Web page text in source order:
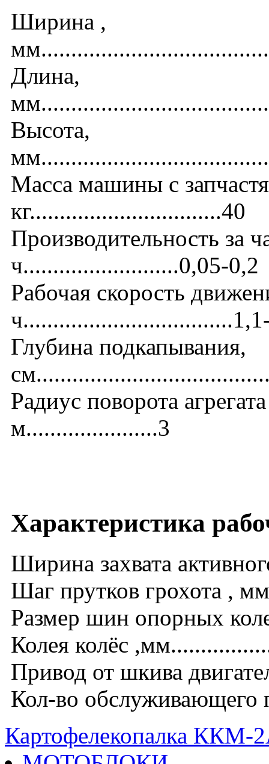
Ширина ,
Длина,
Высота,
Масса машины с
кг................................40
Производительность за
ч..........................0,05-0,2
Рабочая скорость
Глубина подкапывания,
Радиус поворота
м......................3
Характеристика
Ширина захвата
Шаг прутков грохота ,
Размер шин опорных
Колея колёс
Привод от шкива
Кол-во обслуживающего
Картофелекопалка ККМ-